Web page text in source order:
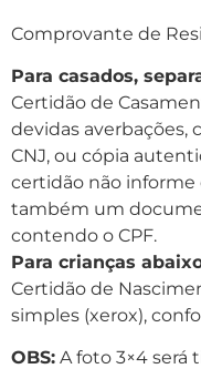
Comprovante de
Para casados,
Certidão de
devidas averbações,
CNJ, ou cópia
certidão não informe
também um
contendo o CPF.
Para crianças
Certidão de
simples (xerox),
OBS: A foto 3×4 será